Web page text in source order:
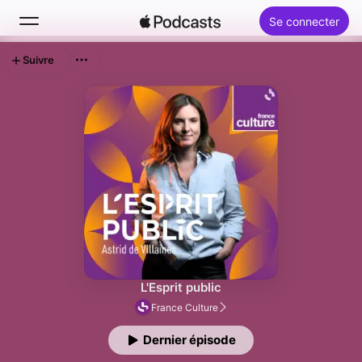
Se connecter
Classements
L'Esprit public
France Culture
Dernier épisode
Suivre